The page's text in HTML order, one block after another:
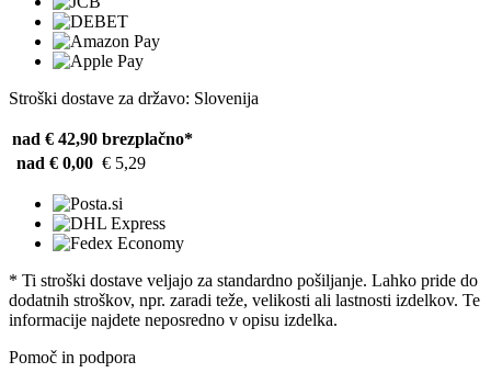
Stroški dostave za državo: Slovenija
nad € 42,90 brezplačno*
nad € 0,00 € 5,29
* Ti stroški dostave veljajo za standardno pošiljanje. Lahko pride do
dodatnih stroškov, npr. zaradi teže, velikosti ali lastnosti izdelkov. Te
informacije najdete neposredno v opisu izdelka.
Pomoč in podpora